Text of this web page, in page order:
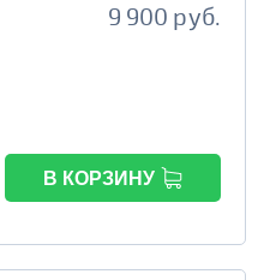
9 900 руб.
В КОРЗИНУ